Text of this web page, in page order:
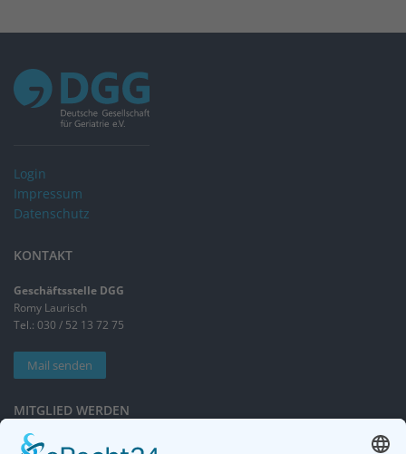
Login
Impressum
Datenschutz
KONTAKT
Geschäftsstelle DGG
Romy Laurisch
Tel.: 030 / 52 13 72 75
Mail senden
MITGLIED WERDEN
Sieben gute Gründe